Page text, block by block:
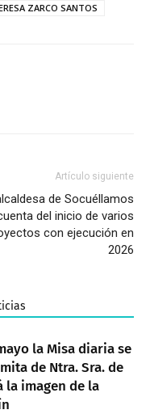
ZARCO SANTOS
Artículo siguiente
de Socuéllamos
del inicio de varios
con ejecución en
2026
la Misa diaria se
de Ntra. Sra. de
la imagen de la